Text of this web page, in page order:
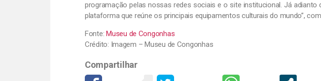
programação pelas nossas redes sociais e o site institucional. Já
plataforma que reúne os principais equipamentos culturais do mundo”,
Fonte:Museu de Congonhas
Crédito: Imagem – Museu de Congonhas
Compartilhar